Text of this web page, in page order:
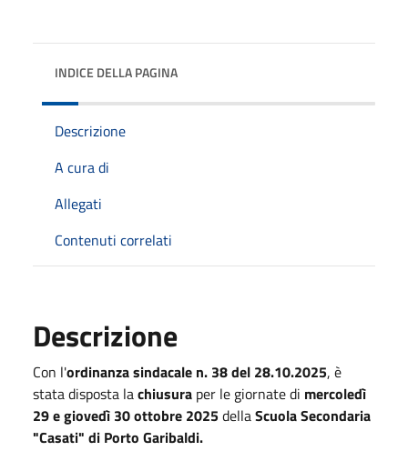
INDICE DELLA PAGINA
Descrizione
A cura di
Allegati
Contenuti correlati
Descrizione
Con l'ordinanza sindacale n. 38 del 28.10.2025, è
stata disposta lachiusura per le giornate di mercoledì
29 e giovedì 30 ottobre 2025dellaScuola Secondaria
"Casati" di Porto Garibaldi.